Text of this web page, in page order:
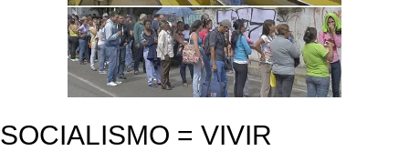
SOCIALISMO = VIVIR